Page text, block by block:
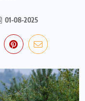
01-08-2025